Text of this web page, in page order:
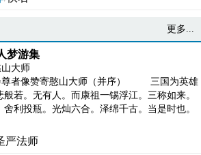
更多...
梦游集
大师
尊者像赞寄憨山大师（并序） 三国为英雄
般若。无有人。而康祖一锡浮江。三称如来。
舍利投瓶。光灿六合。泽绵千古。当是时也。
严法师